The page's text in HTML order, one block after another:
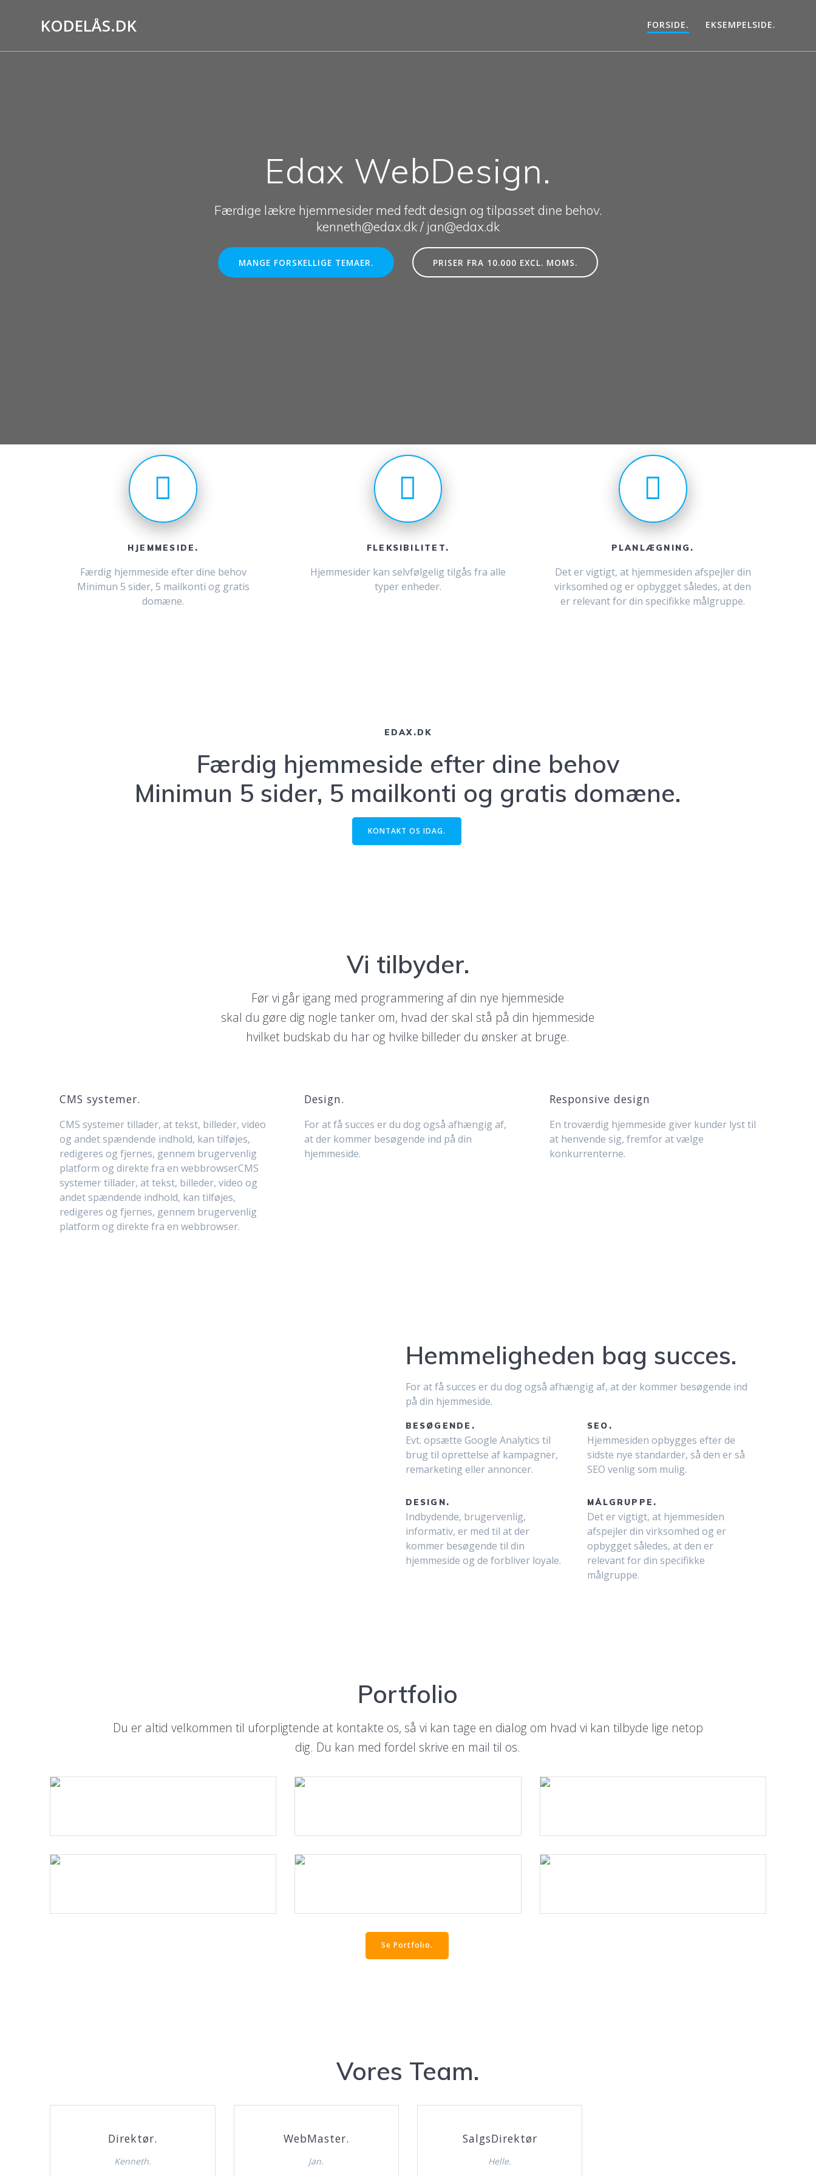
KODELÅS.DK FORSIDE. EKSEMPELSIDE.
Edax WebDesign.
Færdige lækre hjemmesider med fedt design og tilpasset dine behov.
kenneth@edax.dk / jan@edax.dk
MANGE FORSKELLIGE TEMAER. PRISER FRA 10.000 EXCL. MOMS.
HJEMMESIDE.
Færdig hjemmeside efter dine behov
Minimun 5 sider, 5 mailkonti og gratis
domæne.
FLEKSIBILITET.
Hjemmesider kan selvfølgelig tilgås fra alle
typer enheder.
PLANLÆGNING.
Det er vigtigt, at hjemmesiden afspejler din
virksomhed og er opbygget således, at den
er relevant for din specifikke målgruppe.
EDAX.DK
Færdig hjemmeside efter dine behov
Minimun 5 sider, 5 mailkonti og gratis domæne.
KONTAKT OS IDAG.
Vi tilbyder.
Før vi går igang med programmering af din nye hjemmeside
skal du gøre dig nogle tanker om, hvad der skal stå på din hjemmeside
hvilket budskab du har og hvilke billeder du ønsker at bruge.
CMS systemer.
CMS systemer tillader, at tekst, billeder, video
og andet spændende indhold, kan tilføjes,
redigeres og fjernes, gennem brugervenlig
platform og direkte fra en webbrowserCMS
systemer tillader, at tekst, billeder, video og
andet spændende indhold, kan tilføjes,
redigeres og fjernes, gennem brugervenlig
platform og direkte fra en webbrowser.
Design.
For at få succes er du dog også afhængig af,
at der kommer besøgende ind på din
hjemmeside.
Responsive design
En troværdig hjemmeside giver kunder lyst til
at henvende sig, fremfor at vælge
konkurrenterne.
Hemmeligheden bag succes.
For at få succes er du dog også afhængig af, at der kommer besøgende ind
på din hjemmeside.
BESØGENDE.
Evt. opsætte Google Analytics til
brug til oprettelse af kampagner,
remarketing eller annoncer.
SEO.
Hjemmesiden opbygges efter de
sidste nye standarder, så den er så
SEO venlig som mulig.
DESIGN.
Indbydende, brugervenlig,
informativ, er med til at der
kommer besøgende til din
hjemmeside og de forbliver loyale.
MÅLGRUPPE.
Det er vigtigt, at hjemmesiden
afspejler din virksomhed og er
opbygget således, at den er
relevant for din specifikke
målgruppe.
Portfolio
Du er altid velkommen til uforpligtende at kontakte os, så vi kan tage en dialog om hvad vi kan tilbyde lige netop
dig. Du kan med fordel skrive en mail til os.
Se Portfolio.
Vores Team.
Direktør.
Kenneth.
WebMaster.
Jan.
SalgsDirektør
Helle.